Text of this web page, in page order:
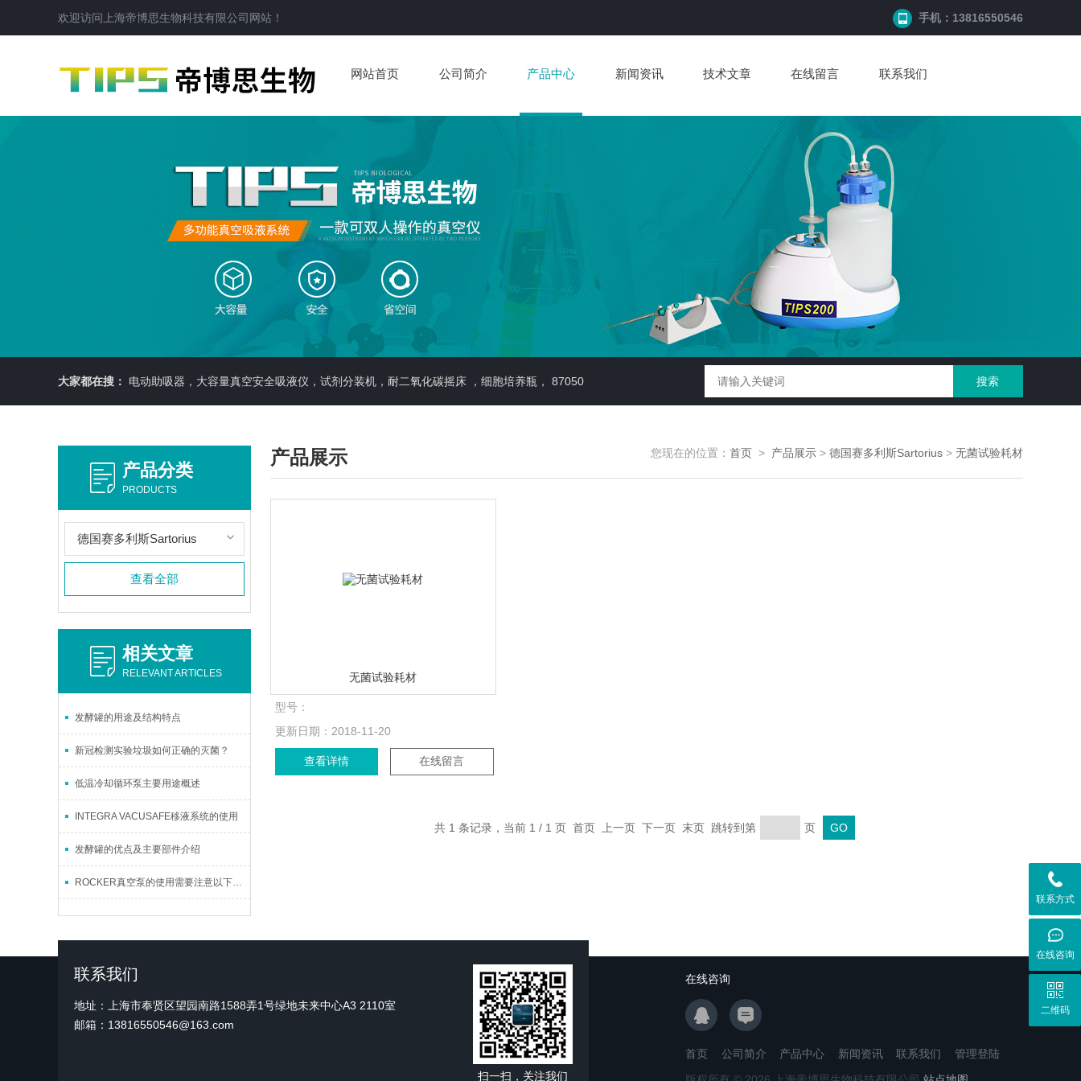
欢迎访问 上海帝博思生物科技有限公司 网站！ 手机：13816550546
网站首页 公司简介 产品中心 新闻资讯 技术文章 在线留言 联系我们
大家都在搜： 电动助吸器，大容量真空安全吸液仪，试剂分装机，耐二氧化碳摇床 ，细胞培养瓶， 87050
产品分类
PRODUCTS
德国赛多利斯Sartorius
查看全部
相关文章
RELEVANT ARTICLES
发酵罐的用途及结构特点
新冠检测实验垃圾如何正确的灭菌？
低温冷却循环泵主要用途概述
INTEGRA VACUSAFE移液系统的使用
发酵罐的优点及主要部件介绍
ROCKER真空泵的使用需要注意以下几点
产品展示 您现在的位置： 首页 > 产品展示 > 德国赛多利斯Sartorius > 无菌试验耗材
无菌试验耗材
型号：
更新日期： 2018-11-20
查看详情 在线留言
共 1 条记录，当前 1 / 1 页 首页 上一页 下一页 末页 跳转到第 页
联系我们
地址：上海市奉贤区望园南路1588弄1号绿地未来中心A3 2110室
邮箱：13816550546@163.com
扫一扫，关注我们
在线咨询
首页 公司简介 产品中心 新闻资讯 联系我们
管理登陆
联系方式
在线咨询
二维码